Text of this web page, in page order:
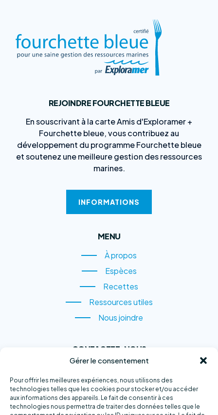
Gérer le consentement
Pour offrir les meilleures expériences, nous utilisons des
technologies telles que les cookies pour stocker et/ou accéder
aux informations des appareils. Le fait de consentir à ces
technologies nous permettra de traiter des données telles que le
REJOINDRE FOURCHETTE BLEUE
En souscrivant à la carte Amis d'Exploramer +
Fourchette bleue, vous contribuez au
développement du programme Fourchette bleue
et soutenez une meilleure gestion des ressources
marines.
INFORMATIONS
MENU
À propos
À propos
Espèces
Espèces
Recettes
Recettes
Ressources utiles
Ressources utiles
Nous joindre
CONTACTEZ-NOUS
Sainte-Anne-des-Monts
(QC) G4V 2B6
Téléphone :418 763-2500